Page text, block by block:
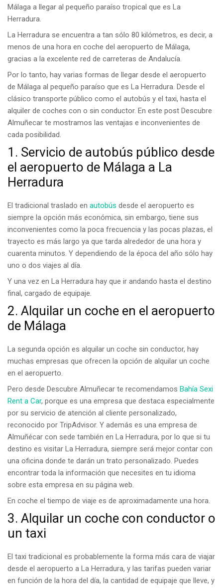
Málaga a llegar al pequeño paraíso tropical que es La
Herradura.
La Herradura se encuentra a tan sólo 80 kilómetros, es decir, a
menos de una hora en coche del aeropuerto de Málaga,
gracias a la excelente red de carreteras de Andalucía.
Por lo tanto, hay varias formas de llegar desde el aeropuerto
de Málaga al pequeño paraíso que es La Herradura. Desde el
clásico transporte público como el autobús y el taxi, hasta el
alquiler de coches con o sin conductor. En este post Descubre
Almuñecar te mostramos las ventajas e inconvenientes de
cada posibilidad.
1. Servicio de autobús público desde
el aeropuerto de Málaga a La
Herradura
El tradicional traslado en autobús desde el aeropuerto es
siempre la opción más económica, sin embargo, tiene sus
inconvenientes como la poca frecuencia y las pocas plazas, el
trayecto es más largo ya que tarda alrededor de una hora y
cuarenta minutos. Y dependiendo de la época del año sólo hay
uno o dos viajes al día.
Y una vez en La Herradura hay que ir andando hasta el destino
final, cargado de equipaje.
2. Alquilar un coche en el aeropuerto
de Málaga
La segunda opción es alquilar un coche sin conductor, hay
muchas empresas que ofrecen la opción de alquilar un coche
en el aeropuerto.
Pero desde Descubre Almuñecar te recomendamos Bahía Sexi
Rent a Car, porque es una empresa que destaca especialmente
por su servicio de atención al cliente personalizado,
reconocido por TripAdvisor. Y además es una empresa de
Almuñécar con sede también en La Herradura, por lo que si tu
destino es visitar La Herradura, siempre será mejor contar con
una oficina donde te darán un trato personalizado. Puedes
encontrar toda la información que necesites en tu idioma
sobre esta empresa en su página web.
En coche el tiempo de viaje es de aproximadamente una hora.
3. Alquilar un coche con conductor o
un taxi
El taxi tradicional es probablemente la forma más cara de viajar
desde el aeropuerto a La Herradura, y las tarifas pueden variar
en función de la hora del día, la cantidad de equipaje que lleve, y